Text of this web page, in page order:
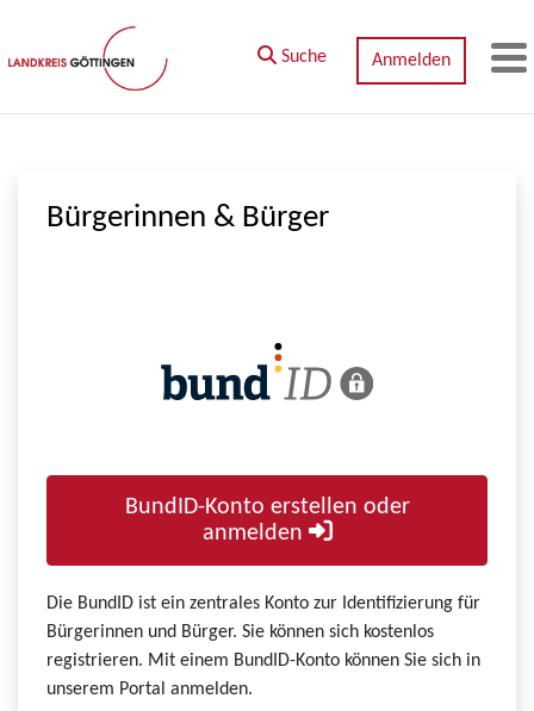
Zum Hauptinhalt springen
Suche Anmelden
Bürgerinnen & Bürger
BundID-Konto erstellen oder
anmelden
Die BundID ist ein zentrales Konto zur Identifizierung für
Bürgerinnen und Bürger. Sie können sich kostenlos
registrieren. Mit einem BundID-Konto können Sie sich in
unserem Portal anmelden.